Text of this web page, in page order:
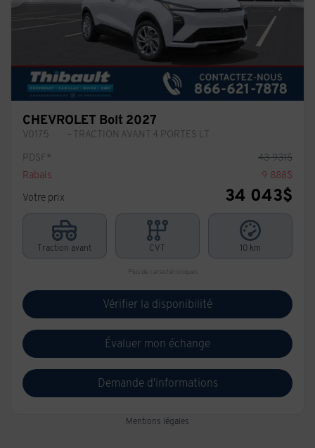
Précédent
CHEVROLET Bolt 2027
V0175
– TRACTION AVANT 4 PORTES LT
PDSF*
43 931$
Rabais
9 888$
Votre prix
34 043$
Traction avant CVT 10 km
Plus de caractéristiques
Vérifier la disponibilité
Évaluer mon échange
Demande d'informations
Mentions légales